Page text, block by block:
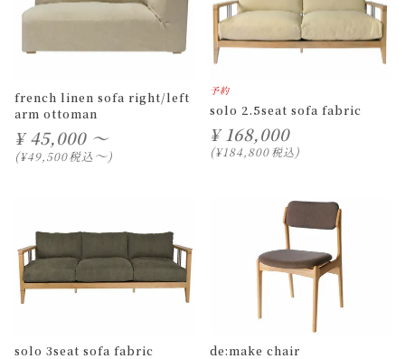
french linen sofa right/left
arm ottoman
¥ 45,000 ～
¥49,500税込〜
予約
solo 2.5seat sofa fabric
¥ 168,000
¥184,800税込
solo 3seat sofa fabric de:make chair